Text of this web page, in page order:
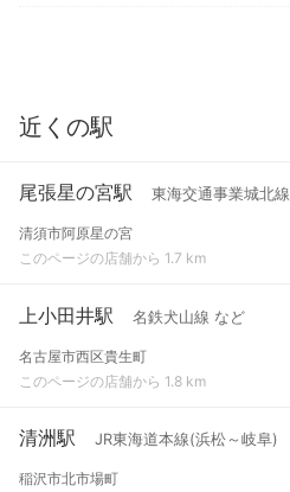
近くの駅
尾張星の宮駅 東海交通事業城北線
清須市阿原星の宮
このページの店舗から 1.7 km
上小田井駅 名鉄犬山線 など
名古屋市西区貴生町
このページの店舗から 1.8 km
清洲駅 JR東海道本線(浜松～岐阜)
稲沢市北市場町